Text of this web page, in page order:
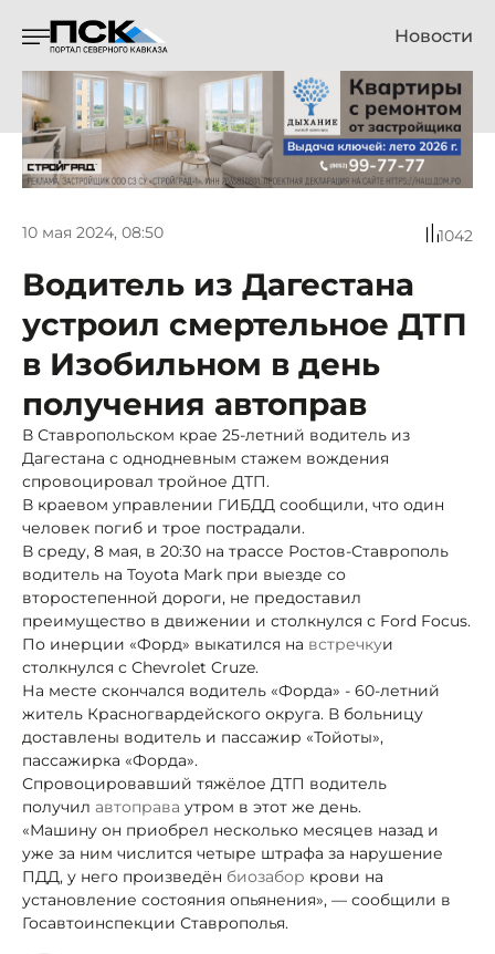
Новости
10 мая 2024, 08:50 1042
Водитель из Дагестана
устроил смертельное ДТП
в Изобильном в день
получения автоправ
В Ставропольском крае 25-летний водитель из
Дагестана с однодневным стажем вождения
спровоцировал тройное ДТП.
В краевом управлении ГИБДД сообщили, что один
человек погиб и трое пострадали.
В среду, 8 мая, в 20:30 на трассе Ростов-Ставрополь
водитель на Toyota Mark при выезде со
второстепенной дороги, не предоставил
преимущество в движении и столкнулся с Ford Focus.
По инерции «Форд» выкатился на встречкуи
столкнулся с Chevrolet Cruze.
На месте скончался водитель «Форда» - 60-летний
житель Красногвардейского округа. В больницу
доставлены водитель и пассажир «Тойоты»,
пассажирка «Форда».
Спровоцировавший тяжёлое ДТП водитель
получил автоправа утром в этот же день.
«Машину он приобрел несколько месяцев назад и
уже за ним числится четыре штрафа за нарушение
ПДД, у него произведён биозабор крови на
установление состояния опьянения», — сообщили в
Госавтоинспекции Ставрополья.